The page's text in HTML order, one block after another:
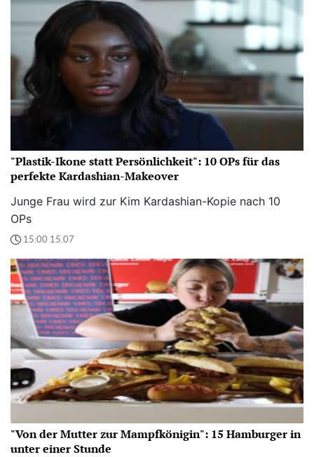
"Plastik-Ikone statt Persönlichkeit": 10 OPs für das
perfekte Kardashian-Makeover
Junge Frau wird zur Kim Kardashian-Kopie nach 10
OPs
15:00 15.07
"Von der Mutter zur Mampfkönigin": 15 Hamburger in
unter einer Stunde